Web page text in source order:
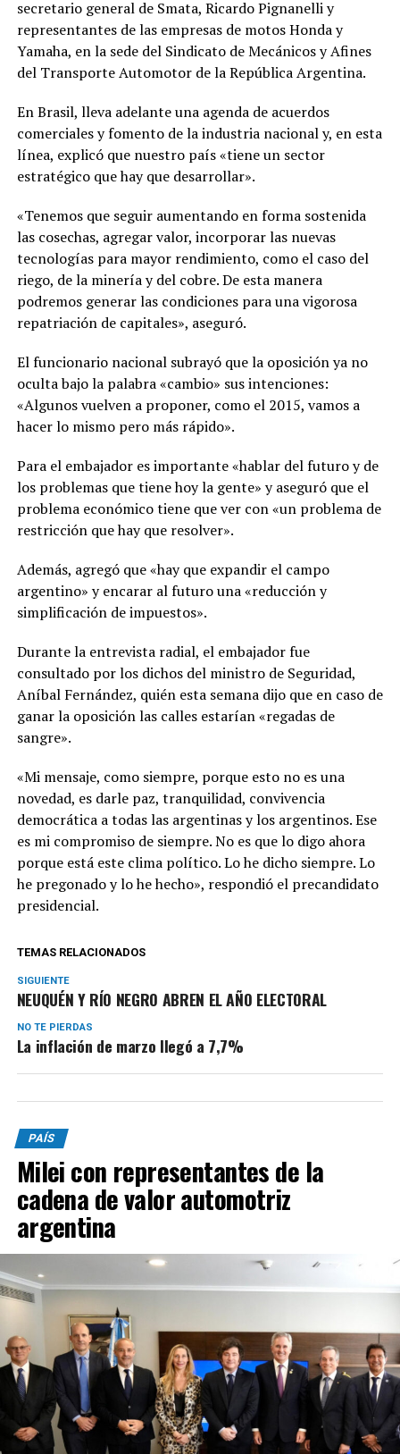
secretario general de Smata, Ricardo Pignanelli y
representantes de las empresas de motos Honda y
Yamaha, en la sede del Sindicato de Mecánicos y Afines
del Transporte Automotor de la República Argentina.
En Brasil, lleva adelante una agenda de acuerdos
comerciales y fomento de la industria nacional y, en esta
línea, explicó que nuestro país «tiene un sector
estratégico que hay que desarrollar».
«Tenemos que seguir aumentando en forma sostenida
las cosechas, agregar valor, incorporar las nuevas
tecnologías para mayor rendimiento, como el caso del
riego, de la minería y del cobre. De esta manera
podremos generar las condiciones para una vigorosa
repatriación de capitales», aseguró.
El funcionario nacional subrayó que la oposición ya no
oculta bajo la palabra «cambio» sus intenciones:
«Algunos vuelven a proponer, como el 2015, vamos a
hacer lo mismo pero más rápido».
Para el embajador es importante «hablar del futuro y de
los problemas que tiene hoy la gente» y aseguró que el
problema económico tiene que ver con «un problema de
restricción que hay que resolver».
Además, agregó que «hay que expandir el campo
argentino» y encarar al futuro una «reducción y
simplificación de impuestos».
Durante la entrevista radial, el embajador fue
consultado por los dichos del ministro de Seguridad,
Aníbal Fernández, quién esta semana dijo que en caso de
ganar la oposición las calles estarían «regadas de
sangre».
«Mi mensaje, como siempre, porque esto no es una
novedad, es darle paz, tranquilidad, convivencia
democrática a todas las argentinas y los argentinos. Ese
es mi compromiso de siempre. No es que lo digo ahora
porque está este clima político. Lo he dicho siempre. Lo
he pregonado y lo he hecho», respondió el precandidato
presidencial.
TEMAS RELACIONADOS
SIGUIENTE
NEUQUÉN Y RÍO NEGRO ABREN EL AÑO ELECTORAL
NO TE PIERDAS
La inflación de marzo llegó a 7,7%
PAÍS
Milei con representantes de la
cadena de valor automotriz
argentina